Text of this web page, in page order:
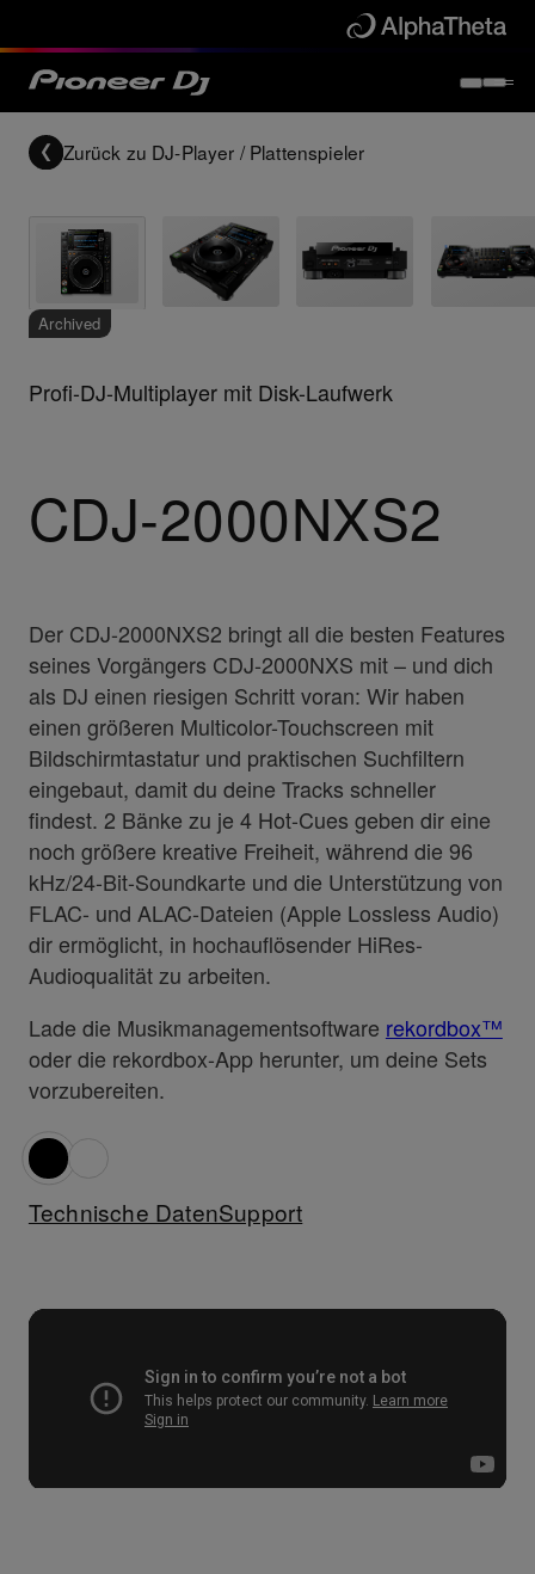
Zurück zu DJ-Player / Plattenspieler
Archived
Profi-DJ-Multiplayer mit Disk-Laufwerk
CDJ-2000NXS2
Der CDJ-2000NXS2 bringt all die besten Features
seines Vorgängers CDJ-2000NXS mit – und dich
als DJ einen riesigen Schritt voran: Wir haben
einen größeren Multicolor-Touchscreen mit
Bildschirmtastatur und praktischen Suchfiltern
eingebaut, damit du deine Tracks schneller
findest. 2 Bänke zu je 4 Hot-Cues geben dir eine
noch größere kreative Freiheit, während die 96
kHz/24-Bit-Soundkarte und die Unterstützung von
FLAC- und ALAC-Dateien (Apple Lossless Audio)
dir ermöglicht, in hochauflösender HiRes-
Audioqualität zu arbeiten.
Lade die Musikmanagementsoftware rekordbox™
oder die rekordbox-App herunter, um deine Sets
vorzubereiten.
Technische DatenSupport